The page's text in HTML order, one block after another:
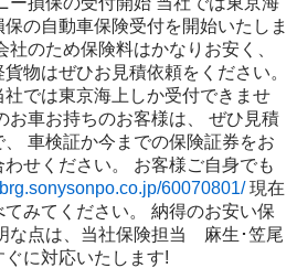
保の自動車保険受付を開始いたしま
社のため保険料はかなりお安く、
物はぜひお見積依頼をください。
社では東京海上しか受付できませ
お車お持ちのお客様は、 ぜひ見積
車検証か今までの保険証券をお
せください。 お客様ご自身でも
60070801/ 現在
みてください。 納得のお安い保
な点は、当社保険担当　麻生･笠尾
に対応いたします!